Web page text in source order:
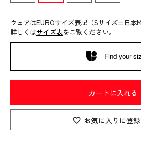
ウェアはEUROサイズ表記（Sサイズ=日本
詳しくはサイズ表をご覧ください。
Find your
カートに入れる
お気に入りに登